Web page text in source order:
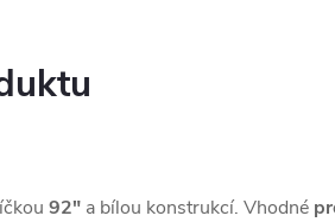
92" a bílou konstrukcí. Vhodné